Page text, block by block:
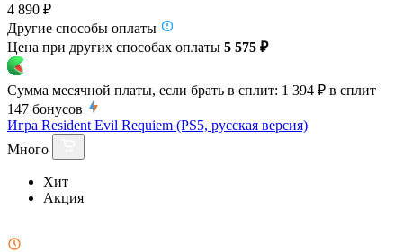
4 890 ₽
Другие способы оплаты
Цена при других способах оплаты 5 575 ₽
Сумма месячной платы, если брать в сплит: 1 394 ₽ в сплит
147 бонусов
Игра Resident Evil Requiem (PS5, русская версия)
Много
Хит
Акция